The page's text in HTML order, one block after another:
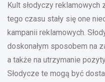
Kult słodyczy reklamowych
tego czasu stały się one
kampanii reklamowych.
doskonałym sposobem na
a także na utrzymanie
Słodycze te mogą być